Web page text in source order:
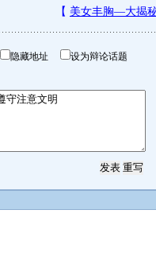
隐藏地址 设为辩论话题